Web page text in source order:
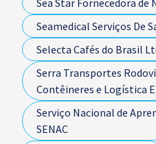
Sea Star Fornecedora de
Seamedical Serviços De
Selecta Cafés do Brasil
Serra Transportes
Contêineres e Logística
Serviço Nacional de
SENAC